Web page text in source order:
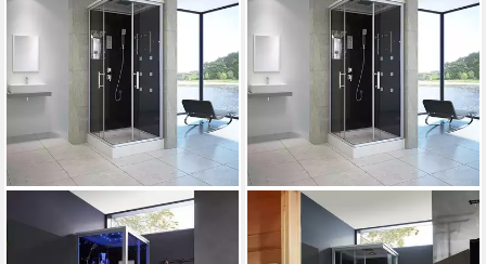
HOME DELUXE
Eckdusche Duschkabine
WAVE - S 90 x 80 cm
HOME DELUXE
Komplettdusche
Duschkabine WAVE - M 90 x